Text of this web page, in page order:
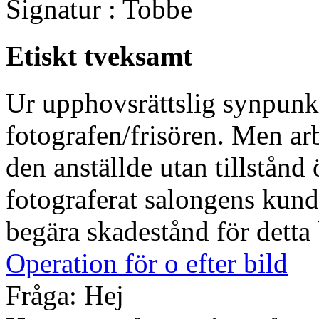
Signatur : Tobbe
Etiskt tveksamt
Ur upphovsrättslig
fotografen/frisören. Men
den anställde utan tillstånd
fotograferat salongens
begära skadestånd för
Operation för o efter bild
Fråga: Hej